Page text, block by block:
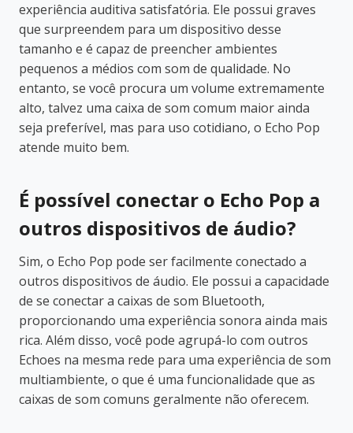
experiência auditiva satisfatória. Ele possui graves
que surpreendem para um dispositivo desse
tamanho e é capaz de preencher ambientes
pequenos a médios com som de qualidade. No
entanto, se você procura um volume extremamente
alto, talvez uma caixa de som comum maior ainda
seja preferível, mas para uso cotidiano, o Echo Pop
atende muito bem.
É possível conectar o Echo Pop a
outros dispositivos de áudio?
Sim, o Echo Pop pode ser facilmente conectado a
outros dispositivos de áudio. Ele possui a capacidade
de se conectar a caixas de som Bluetooth,
proporcionando uma experiência sonora ainda mais
rica. Além disso, você pode agrupá-lo com outros
Echoes na mesma rede para uma experiência de som
multiambiente, o que é uma funcionalidade que as
caixas de som comuns geralmente não oferecem.